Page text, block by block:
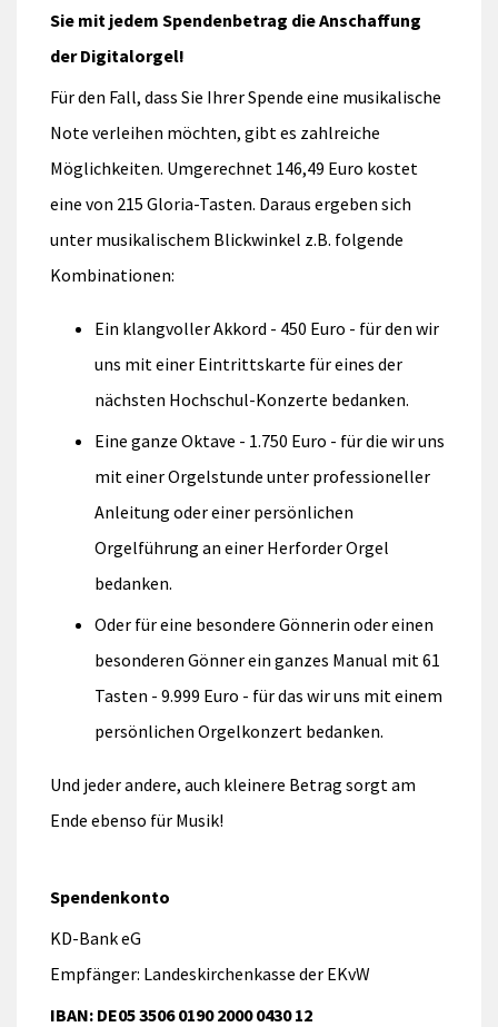
Sie mit jedem Spendenbetrag die Anschaffung
der Digitalorgel!
Für den Fall, dass Sie Ihrer Spende eine musikalische
Note verleihen möchten, gibt es zahlreiche
Möglichkeiten. Umgerechnet 146,49 Euro kostet
eine von 215 Gloria-Tasten. Daraus ergeben sich
unter musikalischem Blickwinkel z.B. folgende
Kombinationen:
Ein klangvoller Akkord - 450 Euro - für den wir
uns mit einer Eintrittskarte für eines der
nächsten Hochschul-Konzerte bedanken.
Eine ganze Oktave - 1.750 Euro - für die wir uns
mit einer Orgelstunde unter professioneller
Anleitung oder einer persönlichen
Orgelführung an einer Herforder Orgel
bedanken.
Oder für eine besondere Gönnerin oder einen
besonderen Gönner ein ganzes Manual mit 61
Tasten - 9.999 Euro - für das wir uns mit einem
persönlichen Orgelkonzert bedanken.
Und jeder andere, auch kleinere Betrag sorgt am
Ende ebenso für Musik!
Spendenkonto
KD-Bank eG
Empfänger: Landeskirchenkasse der EKvW
IBAN: DE05 3506 0190 2000 0430 12